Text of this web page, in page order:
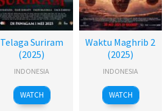
Telaga Suriram
(2025)
INDONESIA
WATCH
Waktu Maghrib 2
(2025)
INDONESIA
WATCH